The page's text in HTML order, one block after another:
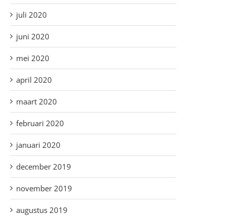
juli 2020
juni 2020
mei 2020
april 2020
maart 2020
februari 2020
januari 2020
december 2019
november 2019
augustus 2019